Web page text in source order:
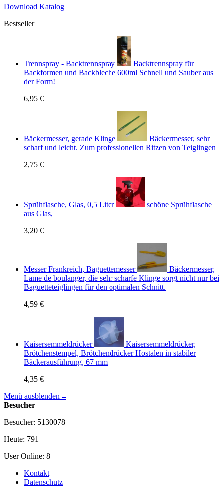
Download Katalog
Bestseller
Trennspray - Backtrennspray
Backtrennspray für
Backformen und Backbleche 600ml Schnell und Sauber aus
der Form!
6,95 €
Bäckermesser, gerade Klinge
Bäckermesser, sehr
scharf und leicht. Zum professionellen Ritzen von Teiglingen
2,75 €
Sprühflasche, Glas, 0,5 Liter
schöne Sprühflasche
aus Glas,
3,20 €
Messer Frankreich, Baguettemesser
Bäckermesser,
Lame de boulanger, die sehr scharfe Klinge sorgt nicht nur bei
Baguetteteiglingen für den optimalen Schnitt.
4,59 €
Kaisersemmeldrücker
Kaisersemmeldrücker,
Brötchenstempel, Brötchendrücker Hostalen in stabiler
Bäckerausführung, 67 mm
4,35 €
Menü ausblenden ≡
Besucher
Besucher: 5130078
Heute: 791
User Online: 8
Kontakt
Datenschutz